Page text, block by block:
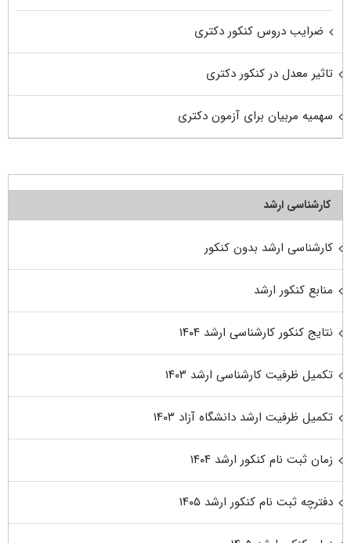
ضرایب دروس کنکور دکتری
تاثیر معدل در کنکور دکتری
سهمیه مربیان برای آزمون دکتری
کارشناسی ارشد
کارشناسی ارشد بدون کنکور
منابع کنکور ارشد
نتایج کنکور کارشناسی ارشد ۱۴۰۴
تکمیل ظرفیت کارشناسی ارشد ۱۴۰۳
تکمیل ظرفیت ارشد دانشگاه آزاد ۱۴۰۳
زمان ثبت نام کنکور ارشد ۱۴۰۴
دفترچه ثبت نام کنکور ارشد ۱۴۰۵